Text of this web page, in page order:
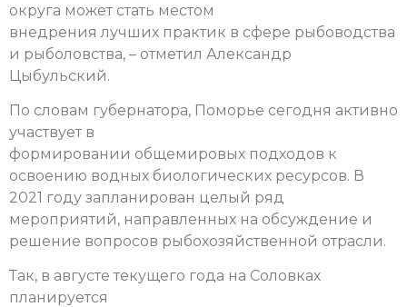
округа может стать местом
внедрения лучших практик в сфере рыбоводства
и рыболовства, – отметил Александр
Цыбульский.
По словам губернатора, Поморье сегодня активно
участвует в
формировании общемировых подходов к
освоению водных биологических ресурсов. В
2021 году запланирован целый ряд
мероприятий, направленных на обсуждение и
решение вопросов рыбохозяйственной отрасли.
Так, в августе текущего года на Соловках
планируется